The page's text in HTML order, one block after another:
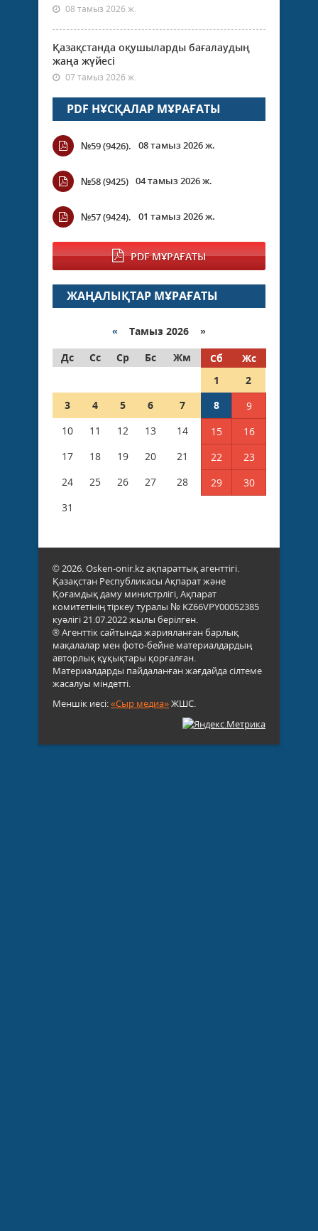
08 тамыз 2026 ж.
Қазақстанда оқушыларды бағалаудың
жаңа жүйесі
07 тамыз 2026 ж.
PDF НҰСҚАЛАР МҰРАҒАТЫ
№59 (9426). 08 тамыз 2026 ж.
№58 (9425) 04 тамыз 2026 ж.
№57 (9424). 01 тамыз 2026 ж.
PDF МҰРАҒАТЫ
ЖАҢАЛЫҚТАР МҰРАҒАТЫ
« Тамыз 2026 »
Дс
Сс Ср Бс Жм Сб
Жс
1
2
3
4 5 6 7 8
9
10
11 12 13 14 15
16
17
18 19 20 21 22
23
24
25 26 27 28 29
30
31
© 2026. Osken-onir.kz ақпараттық агенттігі.
Қазақстан Республикасы Ақпарат және
Қоғамдық даму министрлігі, Ақпарат
комитетінің тіркеу туралы № KZ66VPY00052385
куәлігі 21.07.2022 жылы берілген.
® Агенттік сайтында жарияланған барлық
мақалалар мен фото-бейне материалдардың
авторлық құқықтары қорғалған.
Материалдарды пайдаланған жағдайда сілтеме
жасалуы міндетті.
Меншік иесі:«Сыр медиа»ЖШС.